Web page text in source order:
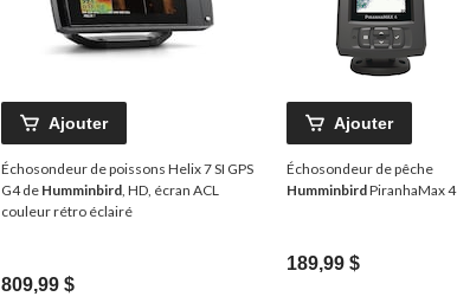
Ajouter
Échosondeur de poissons Helix 7 SI GPS
G4 de Humminbird, HD, écran ACL
couleur rétro éclairé
809,99 $
Ajouter
Échosondeur de pêche
HumminbirdPiranhaMax 4
189,99 $